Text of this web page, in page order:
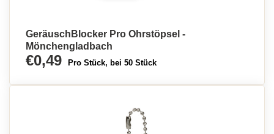
GeräuschBlocker Pro Ohrstöpsel -
Mönchengladbach
€0,49 Pro Stück, bei 50 Stück